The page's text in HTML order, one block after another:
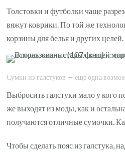
Толстовки и футболки чаще
вяжут коврики. По той же
корзины для белья и других
Сумки из галстуков — еще одна
Выбросить галстуки мало у кого
же выходят из моды, как и
получаются отличные сумочки.
Чтобы сделать пояс из галстука,